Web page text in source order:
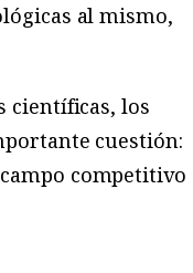
al mismo,
científicas, los
cuestión:
competitivo